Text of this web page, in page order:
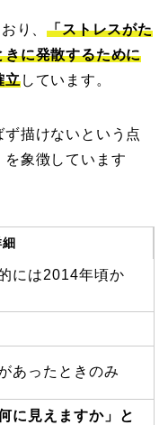
り、「ストレスがた
に発散するために
立しています。
描けないという点
象徴しています
には2014年頃か
あったときのみ
に見えますか」と